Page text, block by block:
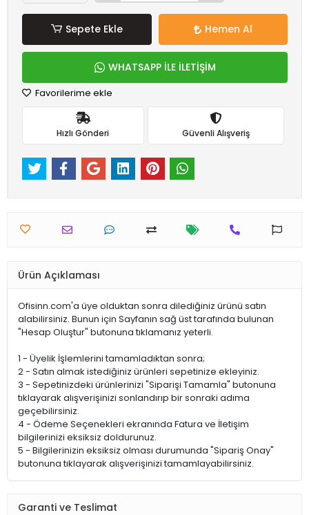
Sepete Ekle Hemen Al
WHATSAPP İLE İLETİŞİM
Favorilerime ekle
Hızlı Gönderi Güvenli Alışveriş
Ürün Açıklaması
Ofisinn.com'a üye olduktan sonra dilediğiniz ürünü satın
alabilirsiniz. Bunun için Sayfanın sağ üst tarafında bulunan
"Hesap Oluştur" butonuna tıklamanız yeterli.
1 - Üyelik İşlemlerini tamamladıktan sonra;
2 - Satın almak istediğiniz ürünleri sepetinize ekleyiniz.
3 - Sepetinizdeki ürünlerinizi "Siparişi Tamamla" butonuna
tıklayarak alışverişinizi sonlandırıp bir sonraki adıma
geçebilirsiniz.
4 - Ödeme Seçenekleri ekranında Fatura ve İletişim
bilgilerinizi eksiksiz doldurunuz.
5 - Bilgilerinizin eksiksiz olması durumunda "Sipariş Onay"
butonuna tıklayarak alışverişinizi tamamlayabilirsiniz.
Garanti ve Teslimat